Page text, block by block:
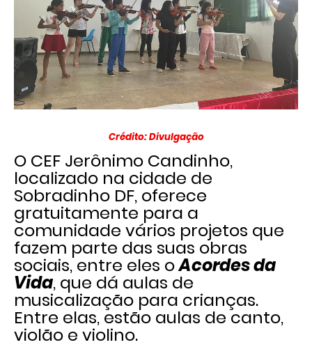
Crédito: Divulgação
O CEF Jerônimo Candinho,
localizado na cidade de
Sobradinho DF, oferece
gratuitamente para a
comunidade vários projetos que
fazem parte das suas obras
sociais, entre eles oAcordes da
Vida, que dá aulas de
musicalização para crianças.
Entre elas, estão aulas de canto,
violão e violino.